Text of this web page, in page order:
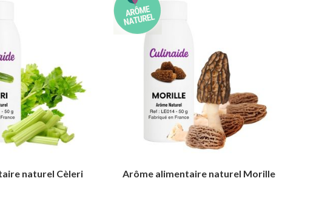
naturel Cèleri Arôme alimentaire naturel Morille